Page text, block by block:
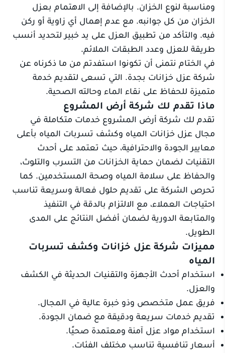
ومناسبة لنوع الخزان. بالإضافة إلى الاهتمام بعزل
الخزان من كل جوانبه. مع عدم إهمال أي زاوية أو ركن
فيه. والتأكد من تطبيق العزل على يد خبير لتحديد أنسب
طريقة للعزل وعدد الطبقات الملائم.
في الختام نتمنى أن تكونوا استفدتم من ما ذكرناه عن
شركة عزل خزانات بجدة. التي تسعى لتقديم خدمة
متميزة للحفاظ على نقاء الماء وحالته الصحية.
ماذا تقدم لك شركة أرض المشروع
تقدم لك شركة أرض المشروع خدمات متكاملة في
مجال عزل خزانات المياه وكشف تسربات المياه بأعلى
معايير الجودة والاحترافية، حيث تعتمد على أحدث
التقنيات لضمان حماية الخزانات من التسرب والتلوث،
والحفاظ على سلامة المياه وصحة المستخدمين. كما
تحرص الشركة على تقديم حلول فعالة وسريعة تناسب
احتياجات العملاء، مع الالتزام بالدقة في التنفيذ
والمتابعة الدورية لضمان أفضل النتائج على المدى
الطويل.
مميزات شركة عزل خزانات وكشف تسربات
المياه
استخدام أحدث الأجهزة والتقنيات الحديثة في الكشف
والعزل.
فريق عمل متخصص وذو خبرة عالية في المجال.
تقديم خدمات سريعة ودقيقة مع ضمان الجودة.
استخدام مواد عزل آمنة ومعتمدة صحيًا.
أسعار تنافسية تناسب مختلف الفئات.